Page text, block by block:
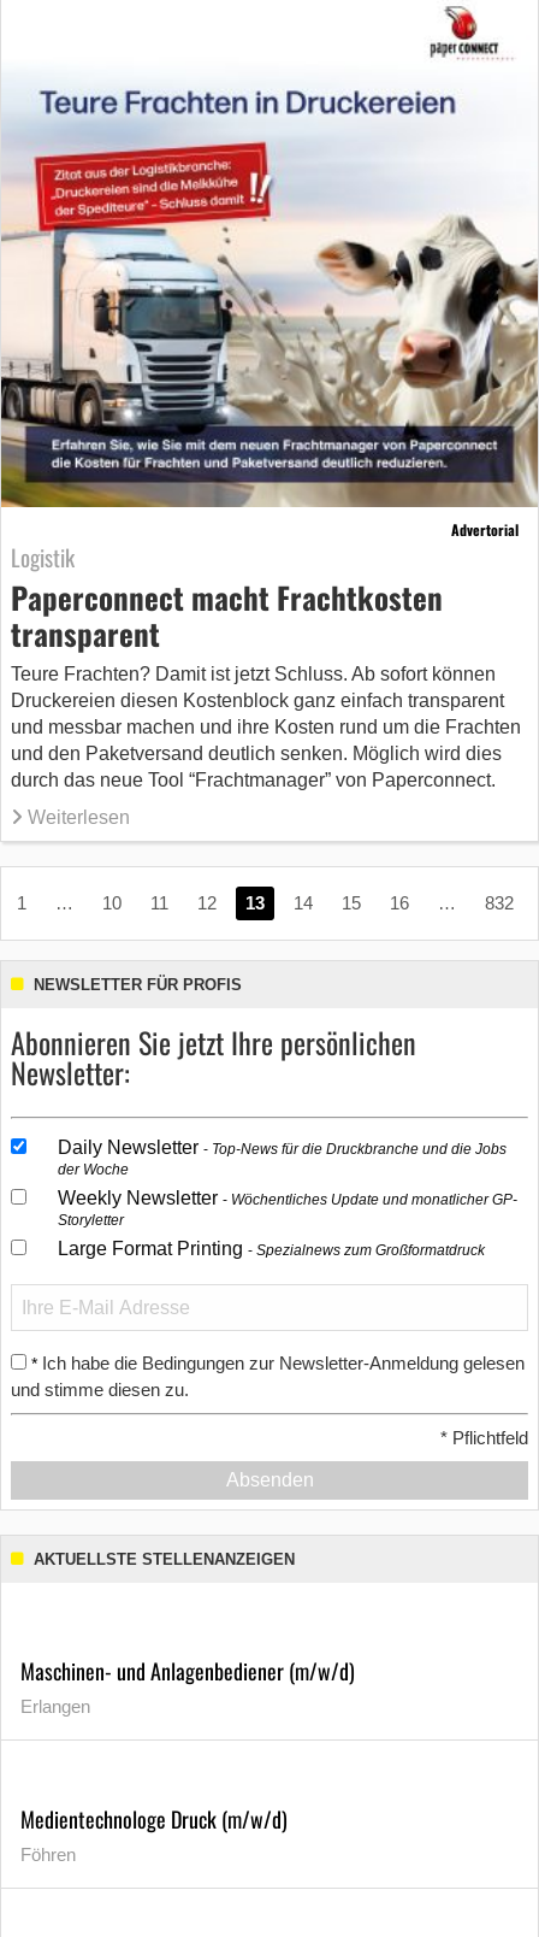
Advertorial
Logistik
Paperconnect macht Frachtkosten
transparent
Teure Frachten? Damit ist jetzt Schluss. Ab sofort können
Druckereien diesen Kostenblock ganz einfach transparent
und messbar machen und ihre Kosten rund um die Frachten
und den Paketversand deutlich senken. Möglich wird dies
durch das neue Tool “Frachtmanager” von Paperconnect.
Weiterlesen
1 … 10 11 12 13 14 15 16 … 832
NEWSLETTER FÜR PROFIS
Abonnieren Sie jetzt Ihre persönlichen
Newsletter:
Daily Newsletter
Top-News für die Druckbranche und die Jobs
der Woche
Weekly Newsletter
Wöchentliches Update und monatlicher GP-
Storyletter
Large Format Printing Spezialnews zum Großformatdruck
* Ich habe die Bedingungen zur Newsletter-Anmeldung gelesen
und stimme diesen zu.
* Pflichtfeld
Absenden
AKTUELLSTE STELLENANZEIGEN
Maschinen- und Anlagenbediener (m/w/d)
Erlangen
Medientechnologe Druck (m/w/d)
Föhren